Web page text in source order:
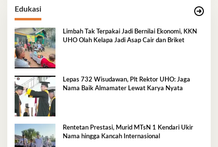
Edukasi
Limbah Tak Terpakai Jadi Bernilai Ekonomi, KKN
UHO Olah Kelapa Jadi Asap Cair dan Briket
Lepas 732 Wisudawan, Plt Rektor UHO: Jaga
Nama Baik Almamater Lewat Karya Nyata
Rentetan Prestasi, Murid MTsN 1 Kendari Ukir
Nama hingga Kancah Internasional